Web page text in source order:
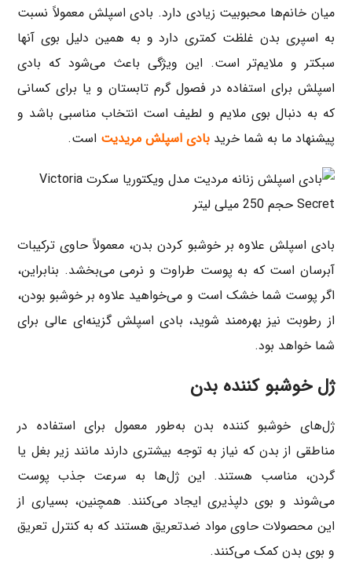
میان خانم‌ها محبوبیت زیادی دارد. بادی اسپلش معمولاً نسبت
به اسپری بدن غلظت کمتری دارد و به همین دلیل بوی آنها
سبکتر و ملایم‌تر است. این ویژگی باعث می‌شود که بادی
اسپلش برای استفاده در فصول گرم تابستان و یا برای کسانی
که به دنبال بوی ملایم و لطیف است انتخاب مناسبی باشد و
پیشنهاد ما به شما خریدبادی اسپلش مریدیت است.
بادی اسپلش علاوه بر خوشبو کردن بدن، معمولاً حاوی ترکیبات
آبرسان است که به پوست طراوت و نرمی می‌بخشد. بنابراین،
اگر پوست شما خشک است و می‌خواهید علاوه بر خوشبو بودن،
از رطوبت نیز بهره‌مند شوید، بادی اسپلش گزینه‌ای عالی برای
شما خواهد بود.
ژل خوشبو کننده بدن
ژل‌های خوشبو کننده بدن به‌طور معمول برای استفاده در
مناطقی از بدن که نیاز به توجه بیشتری دارند مانند زیر بغل یا
گردن، مناسب هستند. این ژل‌ها به سرعت جذب پوست
می‌شوند و بوی دلپذیری ایجاد می‌کنند. همچنین، بسیاری از
این محصولات حاوی مواد ضدتعریق هستند که به کنترل تعریق
و بوی بدن کمک می‌کنند.